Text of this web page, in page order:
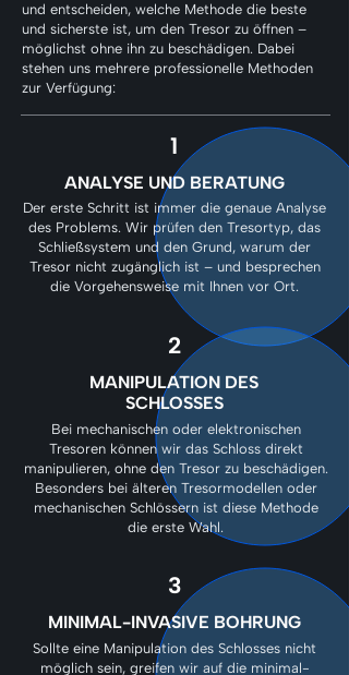
und entscheiden, welche Methode die beste
und sicherste ist, um den Tresor zu öffnen –
möglichst ohne ihn zu beschädigen. Dabei
stehen uns mehrere professionelle Methoden
zur Verfügung:
1
ANALYSE UND BERATUNG
Der erste Schritt ist immer die genaue Analyse
des Problems. Wir prüfen den Tresortyp, das
Schließsystem und den Grund, warum der
Tresor nicht zugänglich ist – und besprechen
die Vorgehensweise mit Ihnen vor Ort.
2
MANIPULATION DES
SCHLOSSES
Bei mechanischen oder elektronischen
Tresoren können wir das Schloss direkt
manipulieren, ohne den Tresor zu beschädigen.
Besonders bei älteren Tresormodellen oder
mechanischen Schlössern ist diese Methode
die erste Wahl.
3
MINIMAL-INVASIVE BOHRUNG
Sollte eine Manipulation des Schlosses nicht
möglich sein, greifen wir auf die minimal-